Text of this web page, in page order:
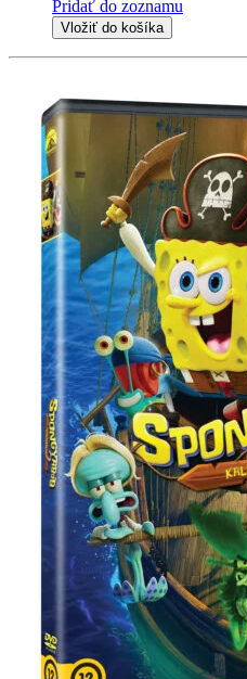
Pridať do zoznamu
Vložiť do košíka